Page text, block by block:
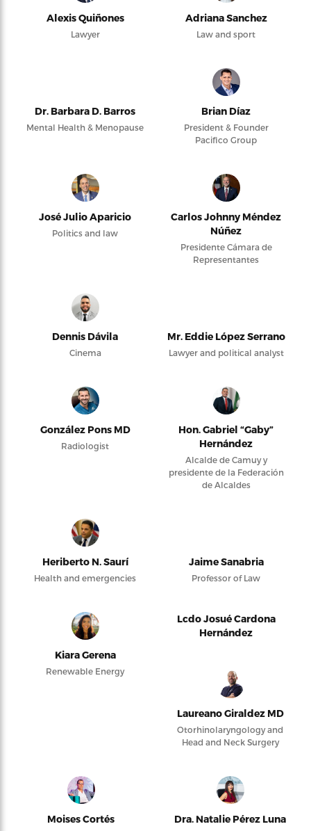
Alexis Quiñones
Lawyer
Adriana Sanchez
Law and sport
Dr. Barbara D. Barros
Mental Health & Menopause
Brian Díaz
President & Founder
Pacifico Group
José Julio Aparicio
Politics and law
Carlos Johnny Méndez
Núñez
Presidente Cámara de
Representantes
Dennis Dávila
Cinema
Mr. Eddie López Serrano
Lawyer and political analyst
González Pons MD
Radiologist
Hon. Gabriel “Gaby”
Hernández
Alcalde de Camuy y
presidente de la Federación
de Alcaldes
Heriberto N. Saurí
Health and emergencies
Jaime Sanabria
Professor of Law
Kiara Gerena
Renewable Energy
Lcdo Josué Cardona
Hernández
Laureano Giraldez MD
Otorhinolaryngology and
Head and Neck Surgery
Moises Cortés Dra. Natalie Pérez Luna